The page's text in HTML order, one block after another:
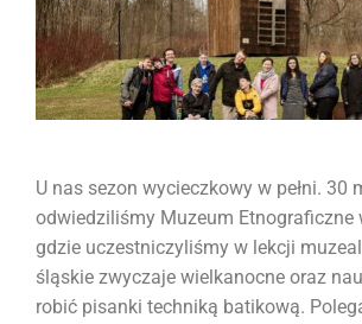
U nas sezon wycieczkowy w pełni. 30
odwiedziliśmy Muzeum Etnograficzne
gdzie uczestniczyliśmy w lekcji
śląskie zwyczaje wielkanocne oraz
robić pisanki techniką batikową.